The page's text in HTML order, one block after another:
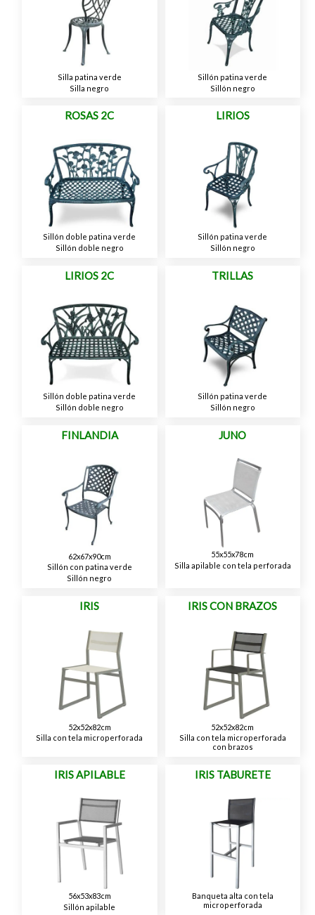
Silla patina verde
Silla negro
Sillón patina verde
Sillón negro
ROSAS 2C
Sillón doble patina verde
Sillón doble negro
LIRIOS
Sillón patina verde
Sillón negro
LIRIOS 2C
Sillón doble patina verde
Sillón doble negro
TRILLAS
Sillón patina verde
Sillón negro
FINLANDIA
62x67x90cm
Sillón con patina verde
Sillón negro
JUNO
55x55x78cm
Silla apilable con tela perforada
IRIS
52x52x82cm
Silla con tela microperforada
IRIS CON BRAZOS
52x52x82cm
Silla con tela microperforada
con brazos
IRIS APILABLE
56x53x83cm
Sillón apilable
IRIS TABURETE
Banqueta alta con tela
microperforada